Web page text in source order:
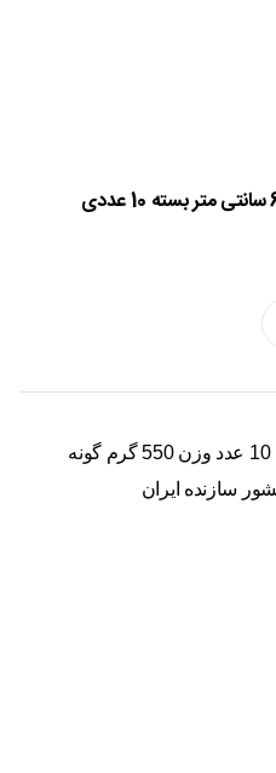
ابعاد 22×7×30سانتی‌متر تعداد پک 10 عدد وزن 550 گرم گونه